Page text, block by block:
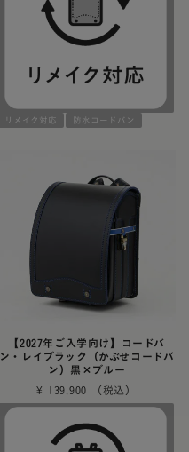
リメイク対応 防水コードバン
【2027年ご入学向け】コードバ
ン・レイブラック（かぶせコードバ
ン）黒×ブルー
¥
139,900